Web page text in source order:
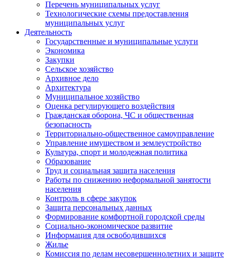
Перечень муниципальных услуг
Технологические схемы предоставления
муниципальных услуг
Деятельность
Государственные и муниципальные услуги
Экономика
Закупки
Сельское хозяйство
Архивное дело
Архитектура
Муниципальное хозяйство
Оценка регулирующего воздействия
Гражданская оборона, ЧС и общественная
безопасность
Территориально-общественное самоуправление
Управление имуществом и землеустройство
Культура, спорт и молодежная политика
Образование
Труд и социальная защита населения
Работы по снижению неформальной занятости
населения
Контроль в сфере закупок
Защита персональных данных
Формирование комфортной городской среды
Социально-экономическое развитие
Информация для освободившихся
Жилье
Комиссия по делам несовершеннолетних и защите